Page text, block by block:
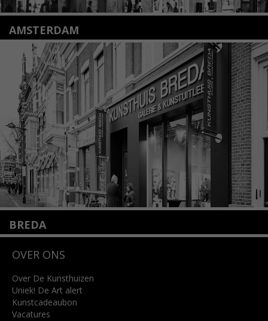
AMSTERDAM
Amstelveenseweg 135
1075 VX Amsterdam
+31 (0)20 2332546
info@kunsthuisamsterdam.nl
Lees meer
BREDA
4818 SB Breda
info@kunsthuisbreda.nl
Lees meer
OVER ONS
Over De Kunsthuizen
Uniek! De Art alert
Kunstcadeaubon
Vacatures